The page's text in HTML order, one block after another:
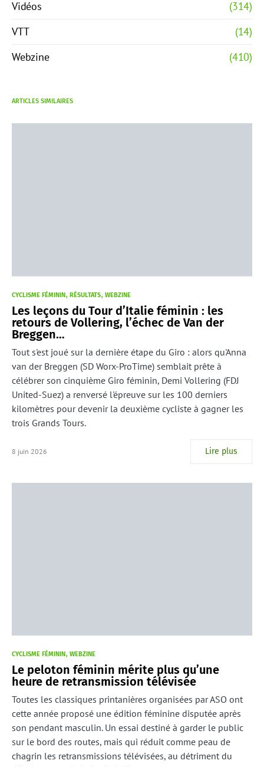
Vidéos
(314)
VTT
(14)
Webzine
(410)
ARTICLES SIMILAIRES
CYCLISME FÉMININ RÉSULTATS WEBZINE
Les leçons du Tour d’Italie féminin : les
retours de Vollering, l’échec de Van der
Breggen…
Tout s'est joué sur la dernière étape du Giro : alors qu'Anna
van der Breggen (SD Worx-ProTime) semblait prête à
célébrer son cinquième Giro féminin, Demi Vollering (FDJ
United-Suez) a renversé l'épreuve sur les 100 derniers
kilomètres pour devenir la deuxième cycliste à gagner les
trois Grands Tours.
8 juin 2026 Lire plus
CYCLISME FÉMININ WEBZINE
Le peloton féminin mérite plus qu’une
heure de retransmission télévisée
Toutes les classiques printanières organisées par ASO ont
cette année proposé une édition féminine disputée après
son pendant masculin. Un essai destiné à garder le public
sur le bord des routes, mais qui réduit comme peau de
chagrin les retransmissions télévisées, au détriment du